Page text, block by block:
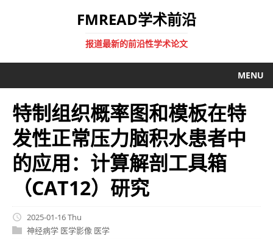
FMREAD学术前沿
报道最新的前沿性学术论文
MENU
特制组织概率图和模板在特
发性正常压力脑积水患者中
的应用：计算解剖工具箱
（CAT12）研究
2025-01-16 Thu
神经病学 医学影像 医学